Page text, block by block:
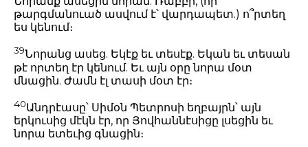
թարգմանուած ասվում է՝ վարդապետ.) ո՞րտեղ
ես կենում։
39Նորանց ասեց. Եկէք եւ տեսէք. Եկան եւ տեսան
թէ որտեղ էր կենում. Եւ այն օրը նորա մօտ
մնացին. Ժամն էլ տասի մօտ էր։
40Անդրէասը՝ Սիմօն Պետրոսի եղբայրն՝ այն
երկուսից մէկն էր, որ Յովհաննէսիցը լսեցին եւ
նորա ետեւից գնացին։